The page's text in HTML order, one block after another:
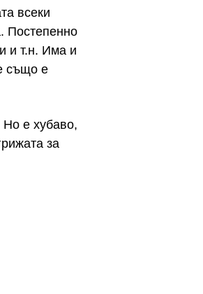
всеки
Постепенно
и т.н. Има и
също е
Но е хубаво,
за